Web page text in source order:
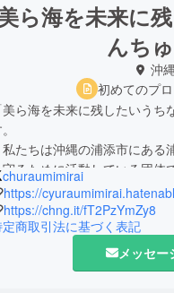
ら海を未来に
んち
沖
初めてのプ
美ら海を未来に残したいう
私たちは沖縄の浦添市にある
守るために活動している団体で
縄県民はもちろん、全国の
上でのツイデモやオンラ
ング活動を行っています。
この写真展とドキュメンタリ
浦添西海岸の海の魅力と埋め立
churaumimirai
https://
https://chng.it/fT2PzYmZy8
商取引法に基づく表記
メッセー